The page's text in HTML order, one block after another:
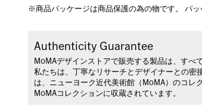
※商品パッケージは商品保護の為の物です。 パ
Authenticity Guarantee
MoMAデザインストアで販売する製品は、すべ
私たちは、丁寧なリサーチとデザイナーとの密
は、ニューヨーク近代美術館（MoMA）のコレ
MoMAコレクションに収蔵されています。